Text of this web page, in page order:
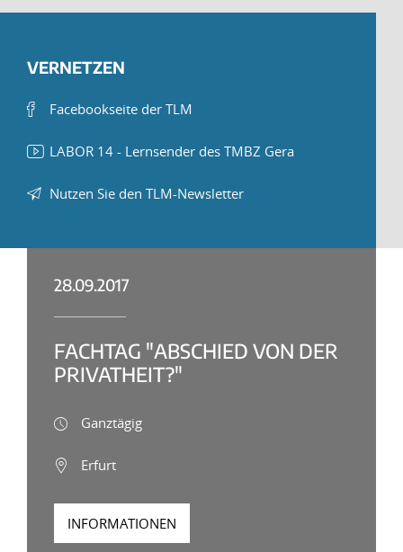
VERNETZEN
Facebookseite der TLM
LABOR 14 - Lernsender des TMBZ Gera
Nutzen Sie den TLM-Newsletter
28.09.2017
FACHTAG "ABSCHIED VON DER
PRIVATHEIT?"
Ganztägig
Erfurt
INFORMATIONEN